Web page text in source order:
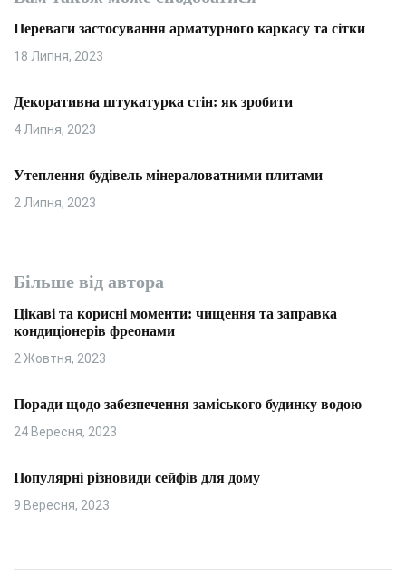
Переваги застосування арматурного каркасу та сітки
18 Липня, 2023
Декоративна штукатурка стін: як зробити
4 Липня, 2023
Утеплення будівель мінераловатними плитами
2 Липня, 2023
Більше від автора
Цікаві та корисні моменти: чищення та заправка
кондиціонерів фреонами
2 Жовтня, 2023
Поради щодо забезпечення заміського будинку водою
24 Вересня, 2023
Популярні різновиди сейфів для дому
9 Вересня, 2023